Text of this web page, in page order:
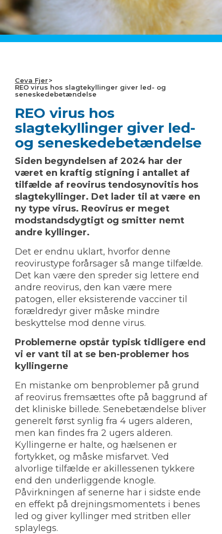
CEVA på verdensplan
Ceva Fjer
REO virus hos slagtekyllinger giver led- og
seneskedebetændelse
REO virus hos
slagtekyllinger giver led-
og seneskedebetændelse
Siden begyndelsen af 2024 har der
været en kraftig stigning i antallet af
tilfælde af reovirus tendosynovitis hos
slagtekyllinger. Det lader til at være en
ny type virus. Reovirus er meget
modstandsdygtigt og smitter nemt
andre kyllinger.
Det er endnu uklart, hvorfor denne
reovirustype forårsager så mange tilfælde.
Det kan være den spreder sig lettere end
andre reovirus, den kan være mere
patogen, eller eksisterende vacciner til
forældredyr giver måske mindre
beskyttelse mod denne virus.
Problemerne opstår typisk tidligere end
vi er vant til at se ben-problemer hos
kyllingerne
En mistanke om benproblemer på grund
af reovirus fremsættes ofte på baggrund af
det kliniske billede. Senebetændelse bliver
generelt først synlig fra 4 ugers alderen,
men kan findes fra 2 ugers alderen.
Kyllingerne er halte, og hælsenen er
fortykket, og måske misfarvet. Ved
alvorlige tilfælde er akillessenen tykkere
end den underliggende knogle.
Påvirkningen af senerne har i sidste ende
en effekt på drejningsmomentets i benes
led og giver kyllinger med stritben eller
splaylegs.